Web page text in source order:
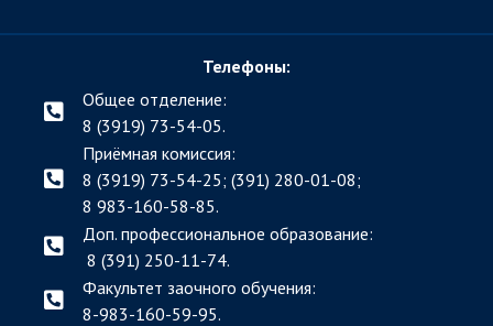
Телефоны:
Общее отделение:
8 (3919) 73-54-05.
Приёмная комиссия:
8 (3919) 73-54-25; (391) 280-01-08;
8 983-160-58-85.
Доп. профессиональное образование:
8 (391) 250-11-74.
Факультет заочного обучения:
8-983-160-59-95.